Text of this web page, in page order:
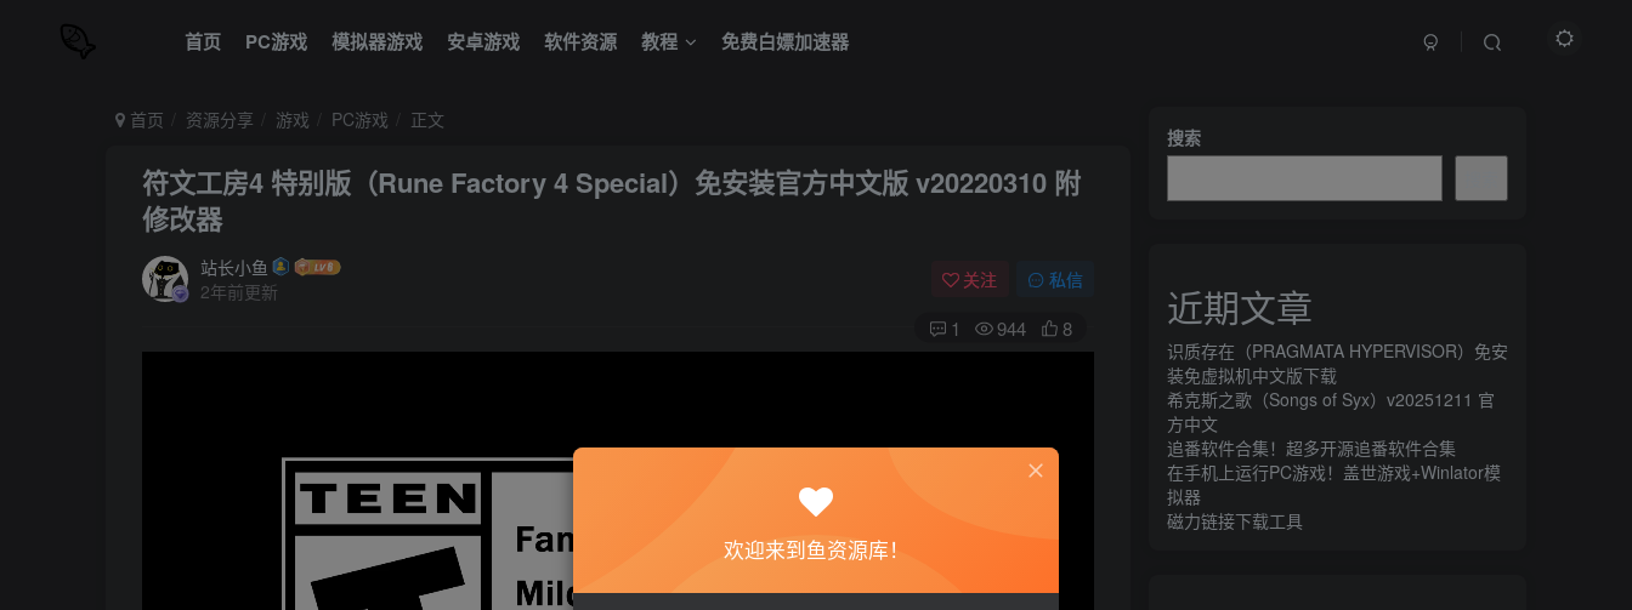
首页 PC游戏 模拟器游戏 安卓游戏 软件资源 教程 免费白嫖加速器
首页 资源分享 游戏 PC游戏 正文
符文工房4 特别版（Rune Factory 4 Special）免安装官方中文版 v20220310 附
修改器
站长小鱼
2年前更新
关注 私信
1 944 8
游戏截图
搜索
近期文章
识质存在（PRAGMATA HYPERVISOR）免安
装免虚拟机中文版下载
希克斯之歌（Songs of Syx）v20251211 官
方中文
追番软件合集！超多开源追番软件合集
在手机上运行PC游戏！盖世游戏+Winlator模
拟器
磁力链接下载工具
欢迎来到鱼资源库！